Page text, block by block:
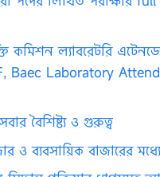
কমিশন ল্যাবরেটরি
Baec Laboratory
বৈশিষ্ট্য ও গুরুত্ব
ও ব্যবসায়িক বাজারের